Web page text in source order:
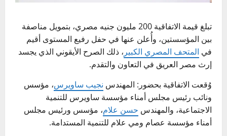
تبلغ قيمة الاتفاقية 200 مليون جنيه مصري، بتمويل مناصفة
بين المؤسستين، وأُعلن عنها في حفل رفيع المستوى أقيم
في المتحف المصري الكبير ، ذلك الصرح الأيقوني الذي يجسد
إرث مصر العريق في التعاون والتقدم.
وُقعت الاتفاقية بحضور: المهندس نجيب ساويرس، مؤسس
ونائب رئيس مجلس أمناء مؤسسة ساويرس للتنمية
الاجتماعية، والمهندس حسن علام، مؤسس ورئيس مجلس
أمناء مؤسسة عصام ومي علام للتنمية المستدامة.